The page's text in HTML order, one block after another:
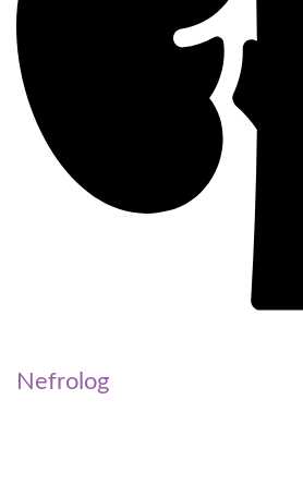
Nefrolog